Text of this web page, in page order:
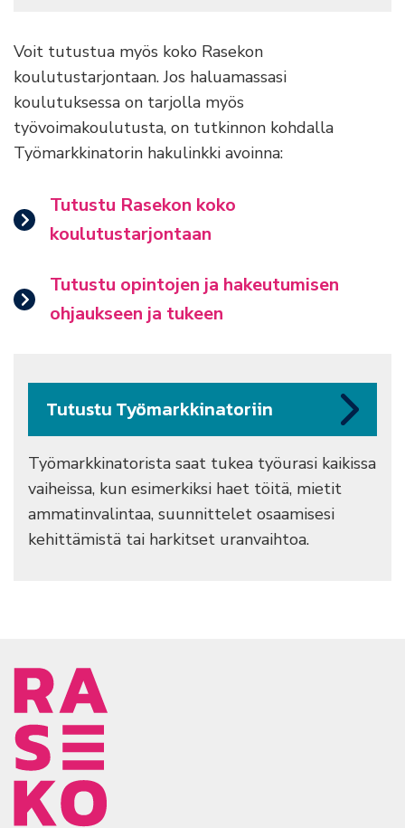
Voit tutustua myös koko Rasekon
koulutustarjontaan. Jos haluamassasi
koulutuksessa on tarjolla myös
työvoimakoulutusta, on tutkinnon kohdalla
Työmarkkinatorin hakulinkki avoinna:
Tutustu Rasekon koko
koulutustarjontaan
Tutustu opintojen ja hakeutumisen
ohjaukseen ja tukeen
Tutustu Työmarkkinatoriin
Työmarkkinatorista saat tukea työurasi kaikissa
vaiheissa, kun esimerkiksi haet töitä, mietit
ammatinvalintaa, suunnittelet osaamisesi
kehittämistä tai harkitset uranvaihtoa.